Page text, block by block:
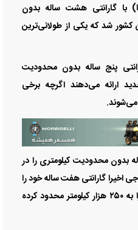
با گارانتی هشت ساله بدون
کشور شد که یکی از طولانی‌ترین
پنج ساله بدون محدودیت
ارائه می‌دهند اگرچه برخی
می‌شوند.
بدون محدودیت کیلومتری را در
جی اخیرا گارانتی هفت ساله خود را
به ۱۰ سال افزایش داده، اما آن را به ۲۵۰ هزار کیلومتر محدود کرده